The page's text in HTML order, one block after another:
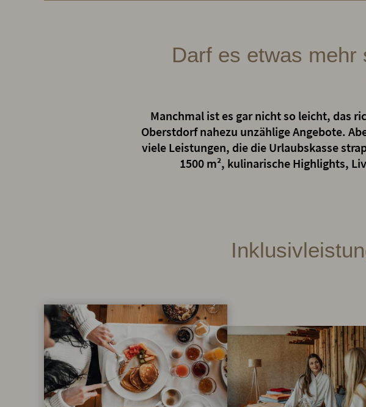
Darf es etwas
Manchmal ist es gar nicht so leicht, das
Oberstdorf nahezu unzählige Angebote.
viele Leistungen, die die Urlaubskasse
1500 m², kulinarische Highlights,